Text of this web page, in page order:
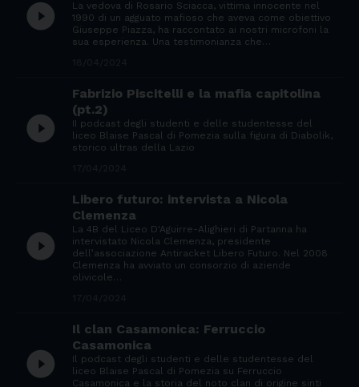
play_circle_filled
La vedova di Rosario Sciacca, vittima innocente nel
1990 di un agguato mafioso che aveva come obiettivo
Giuseppe Piazza, ha raccontato ai nostri microfoni la
sua esperienza. Una testimonianza che…
play_circle_filled
Fabrizio Piscitelli e la mafia capitolina
(pt.2)
II podcast degli studenti e delle studentesse del
liceo Blaise Pascal di Pomezia sulla figura di Diabolik,
storico ultras della Lazio
play_circle_filled
Libero futuro: intervista a Nicola
Clemenza
La 4B del Liceo D'Aguirre-Alighieri di Partanna ha
intervistato Nicola Clemenza, presidente
dell’associazione Antiracket Libero Futuro. Nel 2008
Clemenza ha avviato un consorzio di aziende
olivicole…
play_circle_filled
Il clan Casamonica: Ferruccio
Casamonica
Il podcast degli studenti e delle studentesse del
liceo Blaise Pascal di Pomezia su Ferruccio
Casamonica e la storia del noto clan di origine sinti